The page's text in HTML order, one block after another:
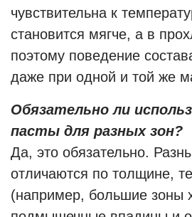
чувствительна к
становится мягче, а в
поэтому поведение
даже при одной и той же
Обязательно ли
пасты для разных зон?
Да, это обязательно.
отличаются по толщине,
(например, большие зоны